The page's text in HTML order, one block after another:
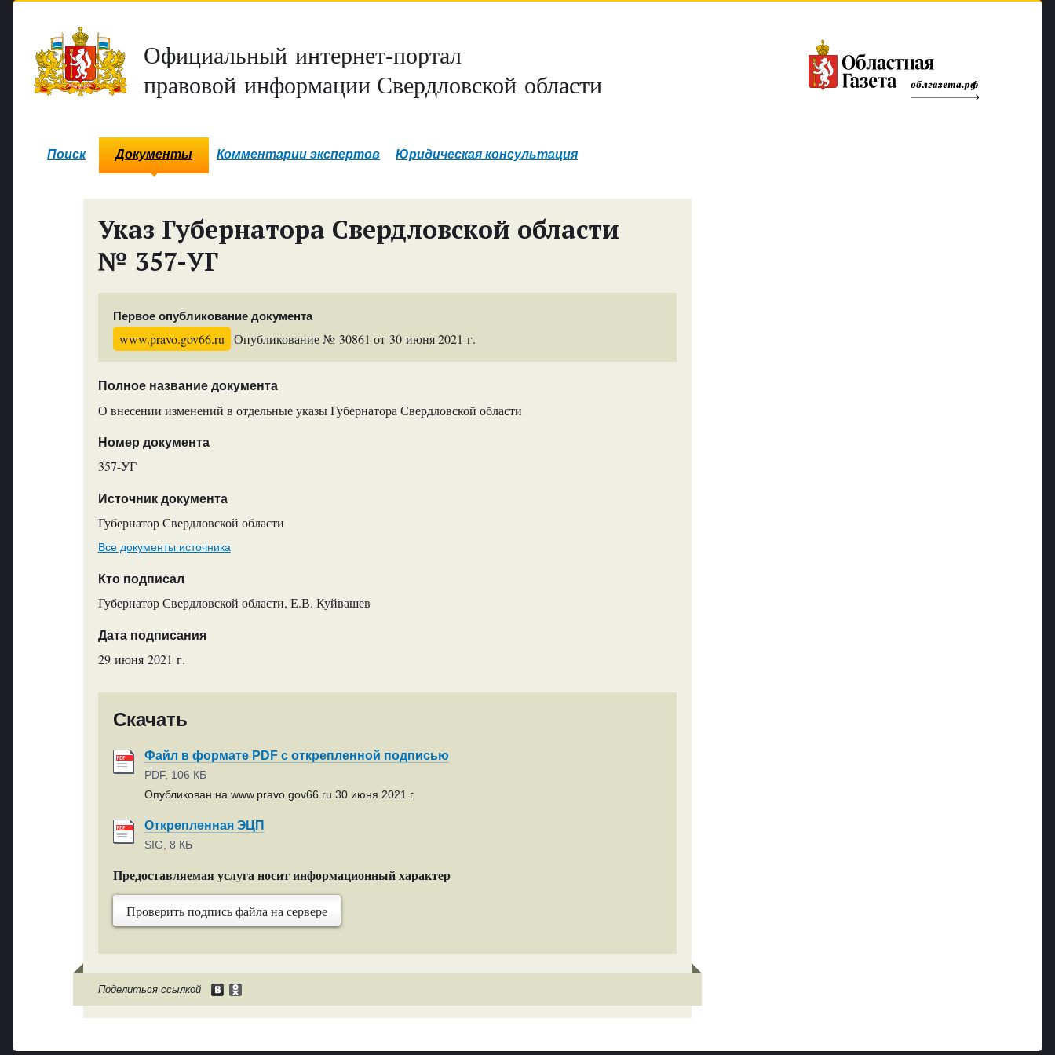
Официальный интернет-портал
правовой информации Свердловской области
Поиск Документы Комментарии экспертов Юридическая консультация
Указ Губернатора Свердловской области
№ 357-УГ
Первое опубликование документа
www.pravo.gov66.ru Опубликование № 30861 от 30 июня 2021 г.
Полное название документа
О внесении изменений в отдельные указы Губернатора Свердловской области
Номер документа
357-УГ
Источник документа
Губернатор Свердловской области
Все документы источника
Кто подписал
Губернатор Свердловской области, Е.В. Куйвашев
Дата подписания
29 июня 2021 г.
Скачать
Файл в формате PDF с открепленной подписью
PDF, 106 КБ
Опубликован на www.pravo.gov66.ru 30 июня 2021 г.
Открепленная ЭЦП
SIG, 8 КБ
Предоставляемая услуга носит информационный характер
Проверить подпись файла на сервере
Поделиться ссылкой